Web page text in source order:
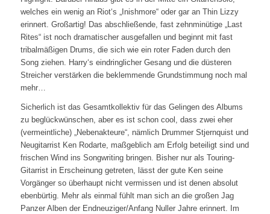
welches ein wenig an Riot‘s „Inishmore“ oder gar an Thin Lizzy
erinnert. Großartig! Das abschließende, fast zehnminütige „Last
Rites“ ist noch dramatischer ausgefallen und beginnt mit fast
tribalmäßigen Drums, die sich wie ein roter Faden durch den
Song ziehen. Harry‘s eindringlicher Gesang und die düsteren
Streicher verstärken die beklemmende Grundstimmung noch mal
mehr…
Sicherlich ist das Gesamtkollektiv für das Gelingen des Albums
zu beglückwünschen, aber es ist schon cool, dass zwei eher
(vermeintliche) „Nebenakteure“, nämlich Drummer Stjernquist und
Neugitarrist Ken Rodarte, maßgeblich am Erfolg beteiligt sind und
frischen Wind ins Songwriting bringen. Bisher nur als Touring-
Gitarrist in Erscheinung getreten, lässt der gute Ken seine
Vorgänger so überhaupt nicht vermissen und ist denen absolut
ebenbürtig. Mehr als einmal fühlt man sich an die großen Jag
Panzer Alben der Endneuziger/Anfang Nuller Jahre erinnert. Im